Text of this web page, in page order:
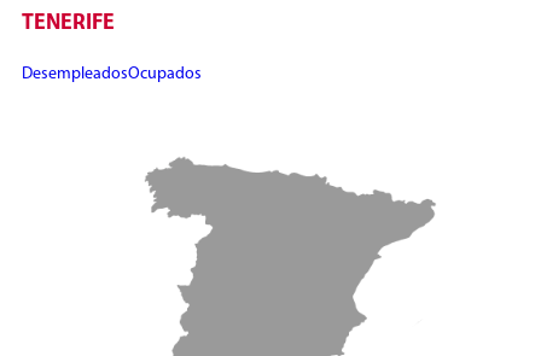
TENERIFE
DesempleadosOcupados